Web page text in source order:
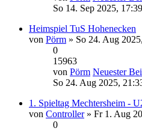
So 14. Sep 2025, 17:39
Heimspiel TuS Hohenecken
von Pörm » So 24. Aug
0
15963
von Pörm Neuester
So 24. Aug 2025,
1. Spieltag Mechtersheim -
von Controller» Fr 1. Aug
0